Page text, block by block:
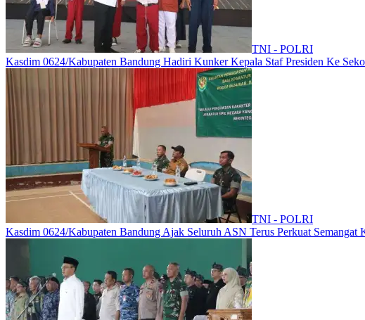
TNI - POLRI
Kasdim 0624/Kabupaten Bandung Hadiri Kunker Kepala Staf Presiden Ke
TNI - POLRI
Kasdim 0624/Kabupaten Bandung Ajak Seluruh ASN Terus Perkuat